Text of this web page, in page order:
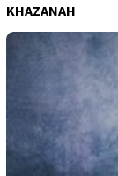
KHAZANAH